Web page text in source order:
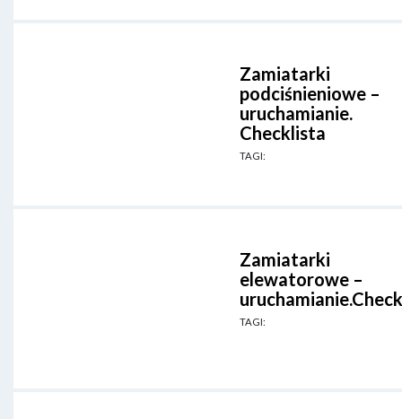
Zamiatarki
podciśnieniowe –
uruchamianie.
Checklista
TAGI:
Zamiatarki
elewatorowe –
TAGI: